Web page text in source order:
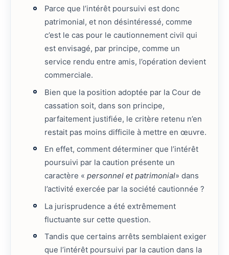
Parce que l’intérêt poursuivi est donc
patrimonial, et non désintéressé, comme
c’est le cas pour le cautionnement civil qui
est envisagé, par principe, comme un
service rendu entre amis, l’opération devient
commerciale.
Bien que la position adoptée par la Cour de
cassation soit, dans son principe,
parfaitement justifiée, le critère retenu n’en
restait pas moins difficile à mettre en œuvre.
En effet, comment déterminer que l’intérêt
poursuivi par la caution présente un
caractère «personnel et patrimonial» dans
l’activité exercée par la société cautionnée ?
La jurisprudence a été extrêmement
fluctuante sur cette question.
Tandis que certains arrêts semblaient exiger
que l’intérêt poursuivi par la caution dans la